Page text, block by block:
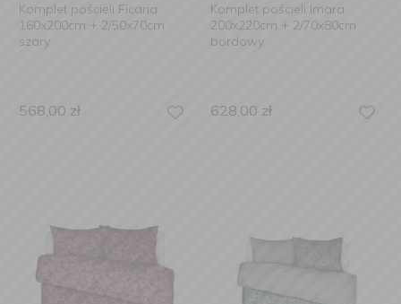
Komplet pościeli Ficaria
160x200cm + 2/50x70cm
szary
568,00 zł
Komplet pościeli Imara
200x220cm + 2/70x80cm
bordowy
628,00 zł